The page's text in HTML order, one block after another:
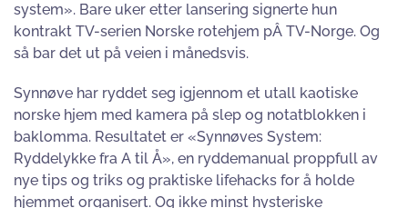
system». Bare uker etter lansering signerte hun
kontrakt TV-serien Norske rotehjem pÂ TV-Norge. Og
så bar det ut på veien i månedsvis.
Synnøve har ryddet seg igjennom et utall kaotiske
norske hjem med kamera på slep og notatblokken i
baklomma. Resultatet er «Synnøves System:
Ryddelykke fra A til Å», en ryddemanual proppfull av
nye tips og triks og praktiske lifehacks for å holde
hjemmet organisert. Og ikke minst hysteriske